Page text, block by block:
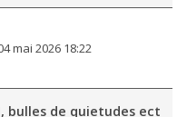
mai 2026 18:22
bulles de quietudes ect